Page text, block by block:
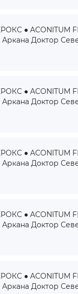
● ACONITUM
Аркана Доктор
● ACONITUM
Аркана Доктор
● ACONITUM
Аркана Доктор
● ACONITUM
Аркана Доктор
● ACONITUM
Аркана Доктор